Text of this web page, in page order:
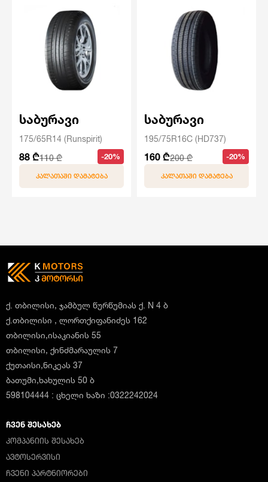
საბურავი
175/65R14 (Runspirit)
88 ₾110 ₾ -20%
ᲙᲐᲚᲐᲗᲐᲨᲘ ᲓᲐᲛᲐᲢᲔᲑᲐ
საბურავი
195/75R16C (HD737)
160 ₾200 ₾ -20%
ᲙᲐᲚᲐᲗᲐᲨᲘ ᲓᲐᲛᲐᲢᲔᲑᲐ
ქ. თბილისი, ჯამბულ წურწუმიას ქ. N 4 ბ
ქ.თბილისი , ლორთქიფანიძეს 162
თბილისი,ისაკიანის 55
თბილისი, ქინძმარაულის 7
ქუთაისი,ნიკეას 37
ბათუმი,ხახულის 50 ბ
598104444 : ცხელი ხაზი :0322242024
ᲩᲕᲔᲜ ᲨᲔᲡᲐᲮᲔᲑ
ᲙᲝᲛᲞᲐᲜᲘᲘᲡ ᲨᲔᲡᲐᲮᲔᲑ
ᲐᲕᲢᲝᲡᲔᲠᲕᲘᲡᲘ
ᲩᲕᲔᲜᲘ ᲞᲐᲠᲢᲜᲘᲝᲠᲔᲑᲘ